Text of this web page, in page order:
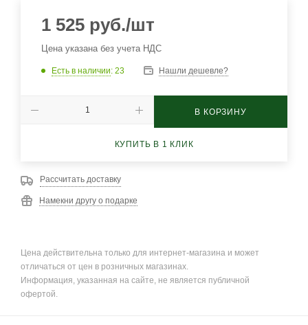
1 525 руб./шт
Цена указана без учета НДС
Есть в наличии: 23 Нашли дешевле?
В КОРЗИНУ
КУПИТЬ В 1 КЛИК
Рассчитать доставку
Намекни другу о подарке
Цена действительна только для интернет-магазина и может
отличаться от цен в розничных магазинах.
Информация, указанная на сайте, не является публичной
офертой.